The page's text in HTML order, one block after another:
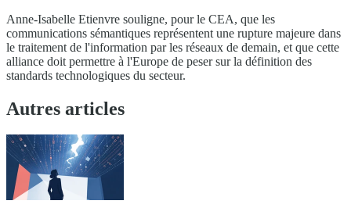
Anne-Isabelle Etienvre souligne, pour le CEA, que les
communications sémantiques représentent une rupture majeure dans
le traitement de l'information par les réseaux de demain, et que cette
alliance doit permettre à l'Europe de peser sur la définition des
standards technologiques du secteur.
Autres articles